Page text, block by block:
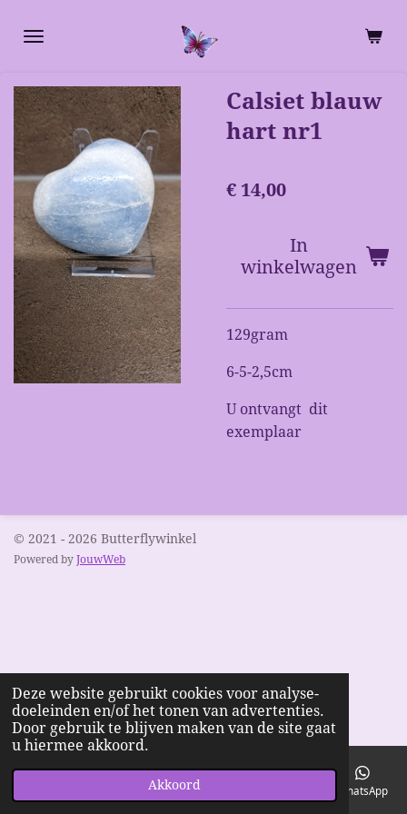
Deze website gebruikt cookies voor analyse-
doeleinden en/of het tonen van advertenties.
Door gebruik te blijven maken van de site gaat
u hiermee akkoord.
Akkoord
direct
de
hoofdinhoud
Calsiet blauw
hart nr1
€ 14,00
In
winkelwagen
129gram
6-5-2,5cm
U ontvangt dit
exemplaar
© 2021 - 2026 Butterflywinkel
Powered by JouwWeb
Telefoonnummer WhatsApp